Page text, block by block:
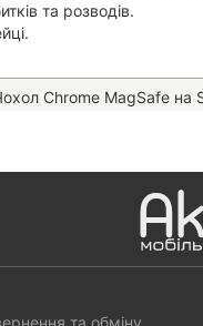
та розводів.
Chrome MagSafe на
Чохол WAVE
Leather Book на
та обміну